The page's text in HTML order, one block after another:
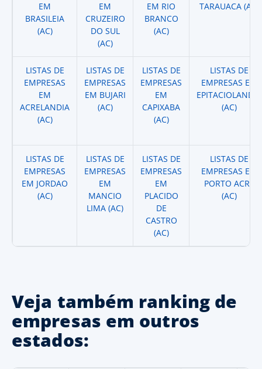
EM
BRASILEIA
(AC)
EM
CRUZEIRO
DO SUL
(AC)
EM RIO
BRANCO
(AC)
TARAUACA (AC)
LISTAS DE
EMPRESAS
EM
ACRELANDIA
(AC)
LISTAS DE
EMPRESAS
EM BUJARI
(AC)
LISTAS DE
EMPRESAS
EM
CAPIXABA
(AC)
LISTAS DE
EMPRESAS EM
EPITACIOLANDIA
(AC)
LISTAS DE
EMPRESAS
EM JORDAO
(AC)
LISTAS DE
EMPRESAS
EM
MANCIO
LIMA (AC)
LISTAS DE
EMPRESAS
EM
PLACIDO
DE
CASTRO
(AC)
LISTAS DE
EMPRESAS EM
PORTO ACRE
(AC)
Veja também ranking de
empresas em outros
estados: